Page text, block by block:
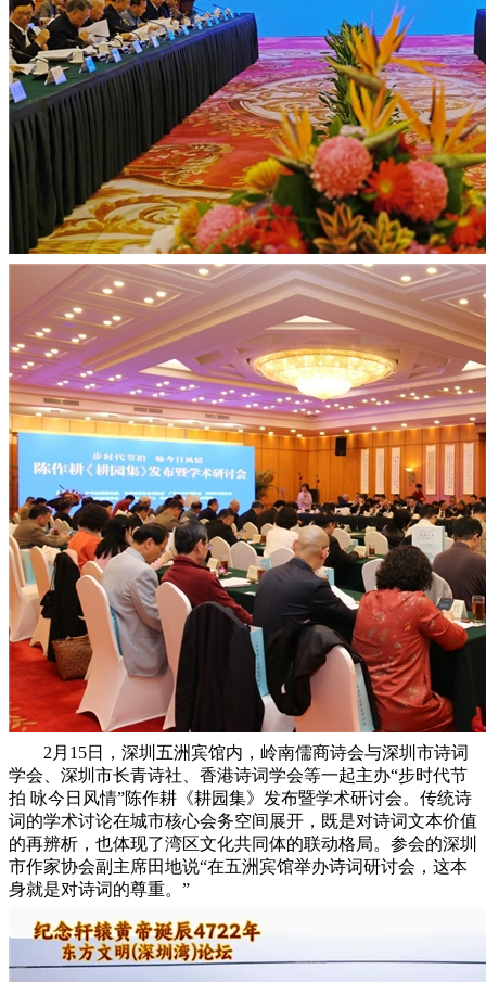
2月15日，深圳五洲宾馆内，岭南儒商诗会与深圳市诗词
学会、深圳市长青诗社、香港诗词学会等一起主办“步时代节
拍 咏今日风情”陈作耕《耕园集》发布暨学术研讨会。传统诗
词的学术讨论在城市核心会务空间展开，既是对诗词文本价值
的再辨析，也体现了湾区文化共同体的联动格局。参会的深圳
市作家协会副主席田地说“在五洲宾馆举办诗词研讨会，这本
身就是对诗词的尊重。”